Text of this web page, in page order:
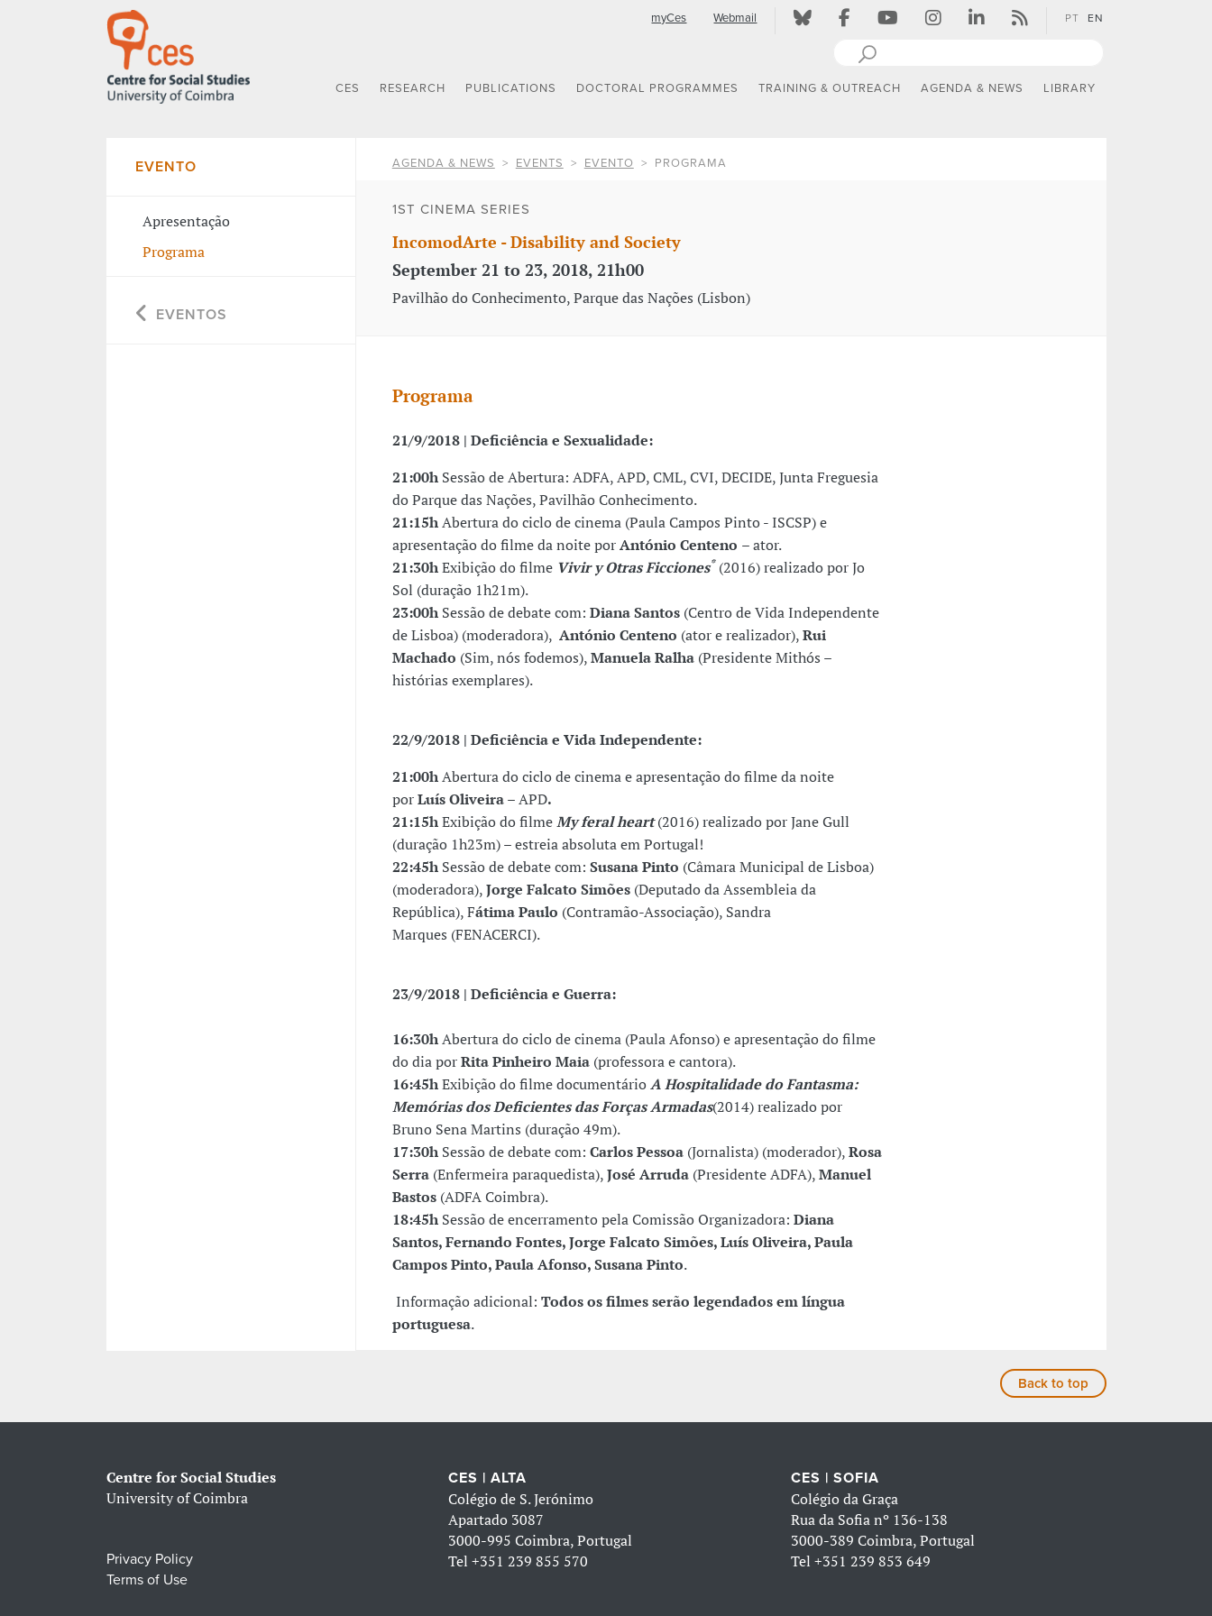
myCes Webmail PT EN
CES RESEARCH PUBLICATIONS DOCTORAL PROGRAMMES TRAINING & OUTREACH AGENDA & NEWS LIBRARY
EVENTO
Apresentação
Programa
EVENTOS
AGENDA & NEWS EVENTS EVENTO PROGRAMA
1ST CINEMA SERIES
IncomodArte - Disability and Society
September 21 to 23, 2018, 21h00
Pavilhão do Conhecimento, Parque das Nações (Lisbon)
Programa
21/9/2018 | Deficiência e Sexualidade:
21:00h Sessão de Abertura: ADFA, APD, CML, CVI, DECIDE, Junta Freguesia
do Parque das Nações, Pavilhão Conhecimento.
21:15hAbertura do ciclo de cinema (Paula Campos Pinto - ISCSP) e
apresentação do filme da noite porAntónio Centeno – ator.
21:30hExibição do filme Vivir y Otras Ficciones*(2016) realizado por Jo
Sol (duração 1h21m).
23:00hSessão de debate com: Diana Santos (Centro de Vida Independente
de Lisboa) (moderadora), António Centeno (ator e realizador),Rui
Machado (Sim, nós fodemos),Manuela Ralha(Presidente Mithós –
histórias exemplares).
22/9/2018 | Deficiência e Vida Independente:
21:00hAbertura do ciclo de cinema e apresentação do filme da noite
porLuís Oliveira–APD.
21:15hExibição do filmeMy feral heart(2016) realizado por Jane Gull
(duração 1h23m) – estreia absoluta em Portugal!
22:45hSessão de debate com: Susana Pinto (Câmara Municipal de Lisboa)
(moderadora),Jorge Falcato Simões(Deputado da Assembleia da
República), Fátima Paulo (Contramão-Associação), Sandra
Marques (FENACERCI).
23/9/2018 | Deficiência e Guerra:
16:30hAbertura do ciclo de cinema (Paula Afonso) e apresentação do filme
do dia porRita Pinheiro Maia (professora e cantora).
16:45hExibição do filme documentárioA Hospitalidade do Fantasma:
Memórias dos Deficientes das Forças Armadas(2014) realizado por
Bruno Sena Martins (duração 49m).
17:30hSessão de debate com: Carlos Pessoa(Jornalista) (moderador),Rosa
Serra(Enfermeira paraquedista),José Arruda (Presidente ADFA),Manuel
Bastos(ADFA Coimbra).
18:45hSessão de encerramento pela Comissão Organizadora: Diana
Santos, Fernando Fontes, Jorge Falcato Simões, Luís Oliveira, Paula
Campos Pinto, Paula Afonso, Susana Pinto.
Informação adicional: Todos os filmes serão legendados em língua
portuguesa.
Back to top
Centre for Social Studies
University of Coimbra
Privacy Policy
Terms of Use
CES | ALTA
Colégio de S. Jerónimo
Apartado 3087
3000-995 Coimbra, Portugal
Tel+351 239 855 570
CES | SOFIA
Colégio da Graça
Rua da Sofia nº 136-138
3000-389 Coimbra, Portugal
Tel +351 239 853 649